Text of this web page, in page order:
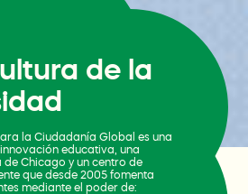
de la
la Ciudadanía Global es una
educativa, una
de Chicago y un centro de
que desde 2005 fomenta
mediante el poder de: